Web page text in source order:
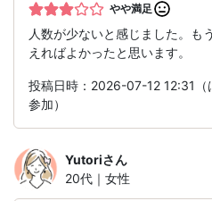
やや満足
人数が少ないと感じました。も
えればよかったと思います。
投稿日時：2026-07-12 12:31（
参加）
Yutoriさん
20代｜女性